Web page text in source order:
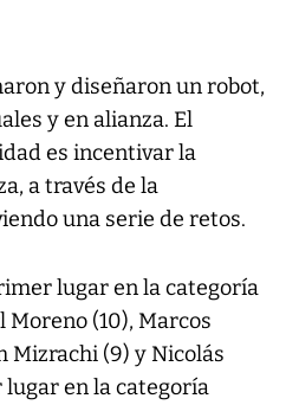
y diseñaron un robot,
y en alianza. El
es incentivar la
a través de la
una serie de retos.
lugar en la categoría
(10), Marcos
Mizrachi (9) y Nicolás
en la categoría